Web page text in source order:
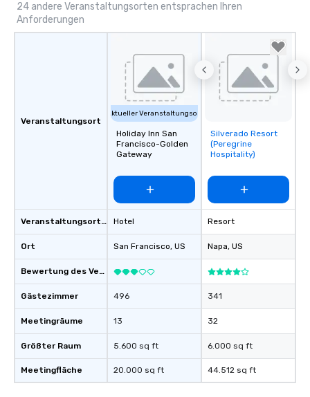
24 andere Veranstaltungsorten entsprachen Ihren
Anforderungen
Veranstaltungsort
Veranstaltungsortstyp
Ort
Bewertung des Veranstaltungsortes
Gästezimmer
Meetingräume
Größter Raum
Meetingfläche
Aktueller Veranstaltungsort
Holiday Inn San
Francisco-Golden
Gateway
Hotel
San Francisco, US
496
13
5.600 sq ft
20.000 sq ft
Removed from
favorites
Silverado Resort
(Peregrine
Hospitality)
Resort
Napa, US
341
32
6.000 sq ft
44.512 sq ft